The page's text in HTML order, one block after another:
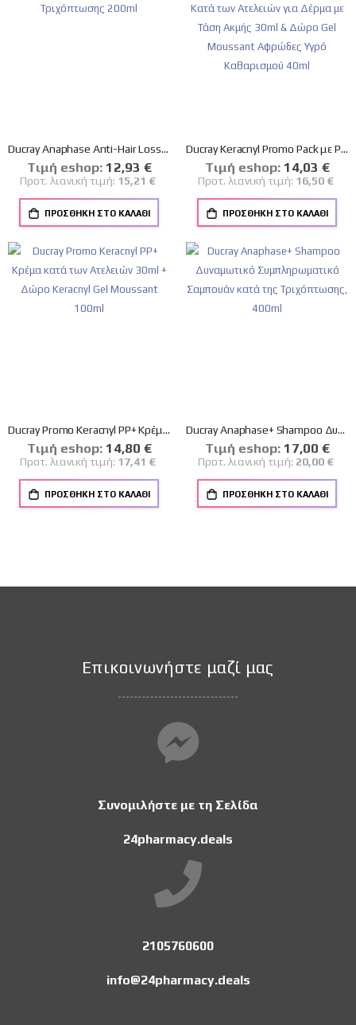
Ducray Anaphase Anti-Hair Loss & Growth Shampoo κατά της Τριχόπτωσης 200ml
Tιμή eshop: Ειδική
Τιμή
12,93 €
Προτ. λιανική τιμή: 15,21 €
ΠΡΟΣΘΉΚΗ ΣΤΟ ΚΑΛΆΘΙ
Ducray Keracnyl Promo Pack με PP+ Anti-Blemish Cream Κρέμα Κατά των Ατελειών για Δέρμα με Τάση Ακμής 30ml & Δώρο Gel Moussant Αφρώδες Υγρό Καθαρισμού 40ml
Tιμή eshop: Ειδική
Τιμή
14,03 €
Προτ. λιανική τιμή: 16,50 €
ΠΡΟΣΘΉΚΗ ΣΤΟ ΚΑΛΆΘΙ
Ducray Promo Keracnyl PP+ Κρέμα κατά των Ατελειών 30ml + Δώρο Keracnyl Gel Moussant 100ml
Tιμή eshop: Ειδική
Τιμή
14,80 €
Προτ. λιανική τιμή: 17,41 €
ΠΡΟΣΘΉΚΗ ΣΤΟ ΚΑΛΆΘΙ
Ducray Anaphase+ Shampoo Δυναμωτικό Συμπληρωματικό Σαμπουάν κατά της Τριχόπτωσης, 400ml
Tιμή eshop: Ειδική
Τιμή
17,00 €
Προτ. λιανική τιμή: 20,00 €
ΠΡΟΣΘΉΚΗ ΣΤΟ ΚΑΛΆΘΙ
Επικοινωνήστε μαζί μας
Συνομιλήστε με τη Σελίδα
24pharmacy.deals
2105760600
info@24pharmacy.deals